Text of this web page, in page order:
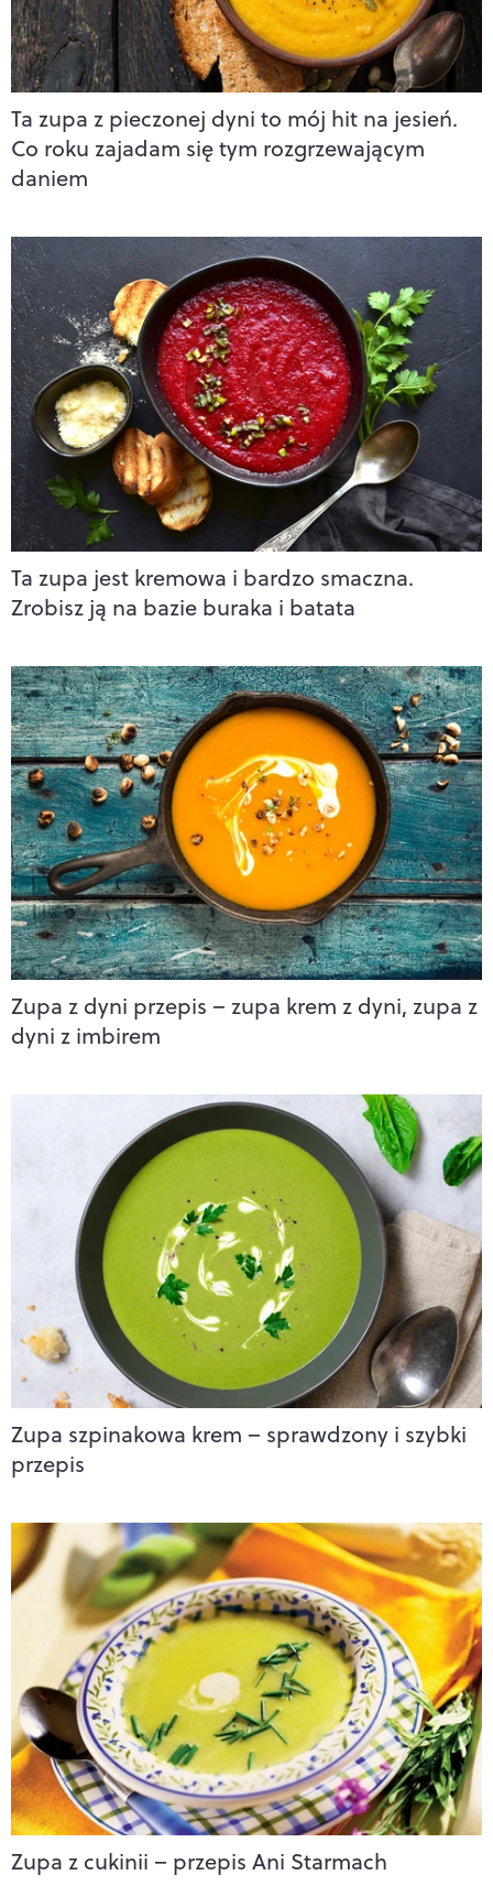
Ta zupa z pieczonej dyni to mój hit na jesień.
Co roku zajadam się tym rozgrzewającym
daniem
Ta zupa jest kremowa i bardzo smaczna.
Zrobisz ją na bazie buraka i batata
Zupa z dyni przepis – zupa krem z dyni, zupa z
dyni z imbirem
Zupa szpinakowa krem – sprawdzony i szybki
przepis
Zupa z cukinii – przepis Ani Starmach